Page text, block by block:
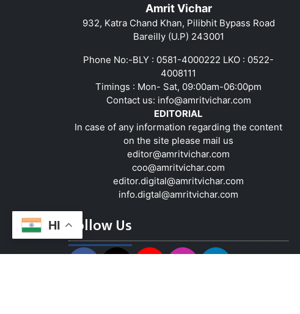
HI
Amrit Vichar
932, Katra Chand Khan, Pilibhit Bypass Road
Bareilly (U.P) 243001
Phone No:-BLY : 0581-4000222 LKO : 0522-
4008111
Timings : Mon- Sat, 09:00am-06:00pm
Contact us: info@amritvichar.com
EDITORIAL
In case of any information regarding the content
on the site please mail us
editor@amritvichar.com
coo@amritvichar.com
editor.digital@amritvichar.com
info.digtal@amritvichar.com
Follow Us